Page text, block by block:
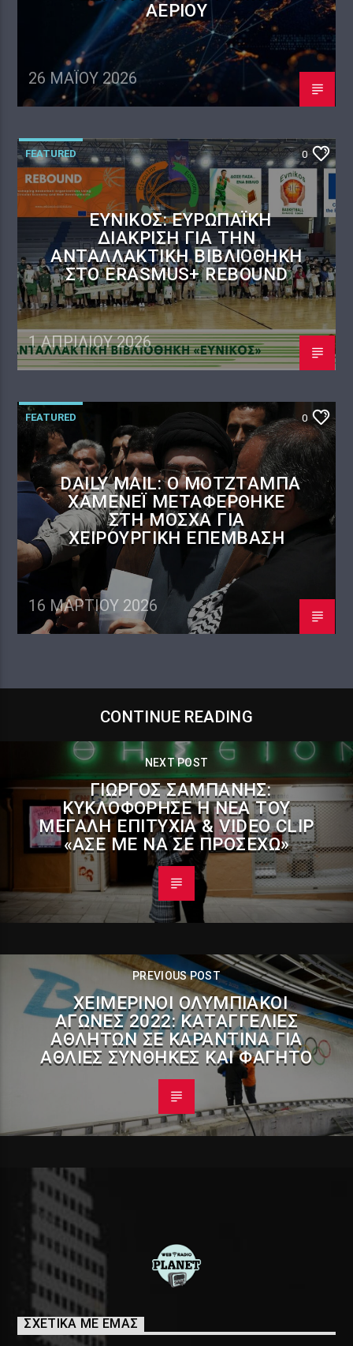
ΑΕΡΊΟΥ
26 ΜΑΪ́ΟΥ 2026
FEATURED 0
ΕΎΝΙΚΟΣ: ΕΥΡΩΠΑΪΚΉ
ΔΙΆΚΡΙΣΗ ΓΙΑ ΤΗΝ
ΑΝΤΑΛΛΑΚΤΙΚΉ ΒΙΒΛΙΟΘΉΚΗ
ΣΤΟ ERASMUS+ REBOUND
1 ΑΠΡΙΛΊΟΥ 2026
FEATURED 0
DAILY MAIL: Ο ΜΟΤΖΤΆΜΠΑ
ΧΑΜΕΝΕΪ́ ΜΕΤΑΦΈΡΘΗΚΕ
ΣΤΗ ΜΌΣΧΑ ΓΙΑ
ΧΕΙΡΟΥΡΓΙΚΉ ΕΠΈΜΒΑΣΗ
16 ΜΑΡΤΊΟΥ 2026
CONTINUE READING
NEXT POST
ΓΙΏΡΓΟΣ ΣΑΜΠΆΝΗΣ:
ΚΥΚΛΟΦΌΡΗΣΕ Η ΝΈΑ ΤΟΥ
ΜΕΓΆΛΗ ΕΠΙΤΥΧΊΑ & VIDEO CLIP
«ΆΣΕ ΜΕ ΝΑ ΣΕ ΠΡΟΣΈΧΩ»
PREVIOUS POST
ΧΕΙΜΕΡΙΝΟΊ ΟΛΥΜΠΙΑΚΟΊ
ΑΓΏΝΕΣ 2022: ΚΑΤΑΓΓΕΛΊΕΣ
ΑΘΛΗΤΏΝ ΣΕ ΚΑΡΑΝΤΊΝΑ ΓΙΑ
ΆΘΛΙΕΣ ΣΥΝΘΉΚΕΣ ΚΑΙ ΦΑΓΗΤΌ
ΣΧΕΤΙΚΑ ΜΕ ΕΜΑΣ